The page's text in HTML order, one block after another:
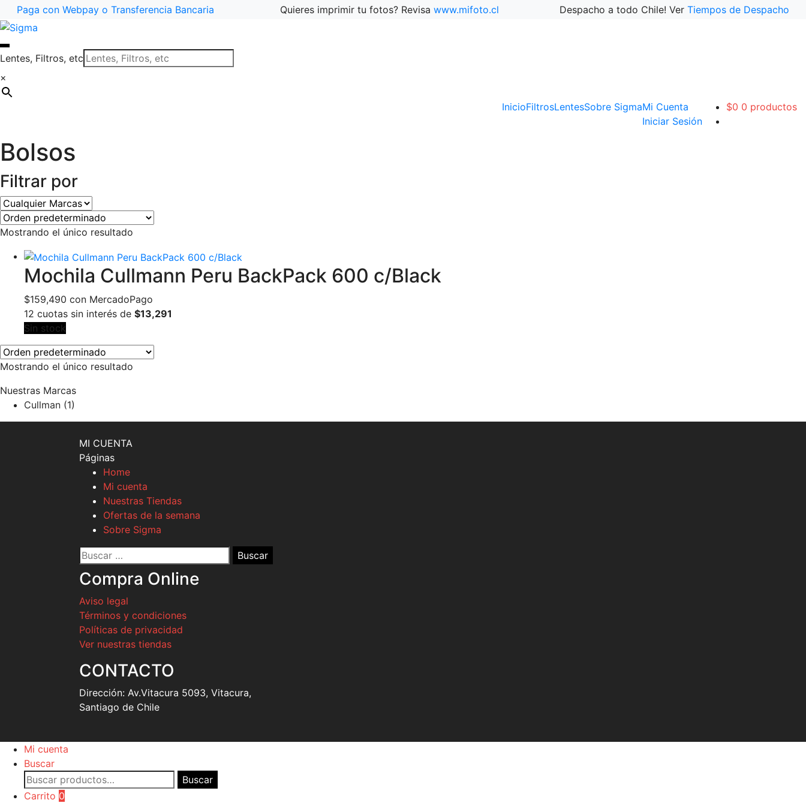
Paga con Webpay o Transferencia Bancaria Quieres imprimir tu fotos? Revisa www.mifoto.cl Despacho a todo Chile! Ver Tiempos de Despacho
Ir
la
Saltar
contenido
Lentes, Filtros, etc
×
InicioFiltrosLentesSobre SigmaMi Cuenta
Iniciar Sesión
$0 0 productos
Bolsos
Filtrar por
Mostrando el único resultado
Mochila Cullmann Peru BackPack 600 c/Black
$159,490 con MercadoPago
12 cuotas sin interés de $13,291
Sin stock
Mostrando el único resultado
Nuestras Marcas
Cullman (1)
MI CUENTA
Páginas
Home
Mi cuenta
Nuestras Tiendas
Ofertas de la semana
Sobre Sigma
Buscar
por:
Compra Online
Aviso legal
Términos y condiciones
Políticas de privacidad
Ver nuestras tiendas
CONTACTO
Dirección: Av.Vitacura 5093, Vitacura,
Santiago de Chile
Mi cuenta
Buscar
Buscar
por:
Buscar
Carrito 0